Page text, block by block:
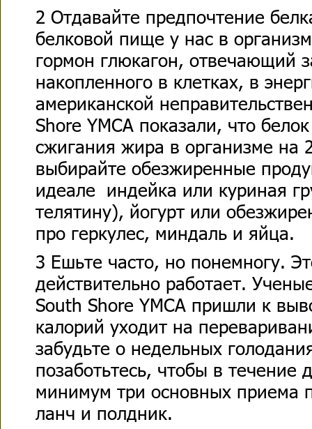
2 Отдавайте предпочтение
белковой пище у нас в
гормон глюкагон, отвечающий
накопленного в клетках, в
американской
Shore YMCA показали, что
сжигания жира в организме на
выбирайте обезжиренные
идеале индейка или куриная
телятину), йогурт или
про геркулес, миндаль и яйца.
3 Ешьте часто, но понемногу.
действительно работает.
South Shore YMCA пришли к
калорий уходит на
забудьте о недельных
позаботьтесь, чтобы в течение
минимум три основных приема
ланч и полдник.